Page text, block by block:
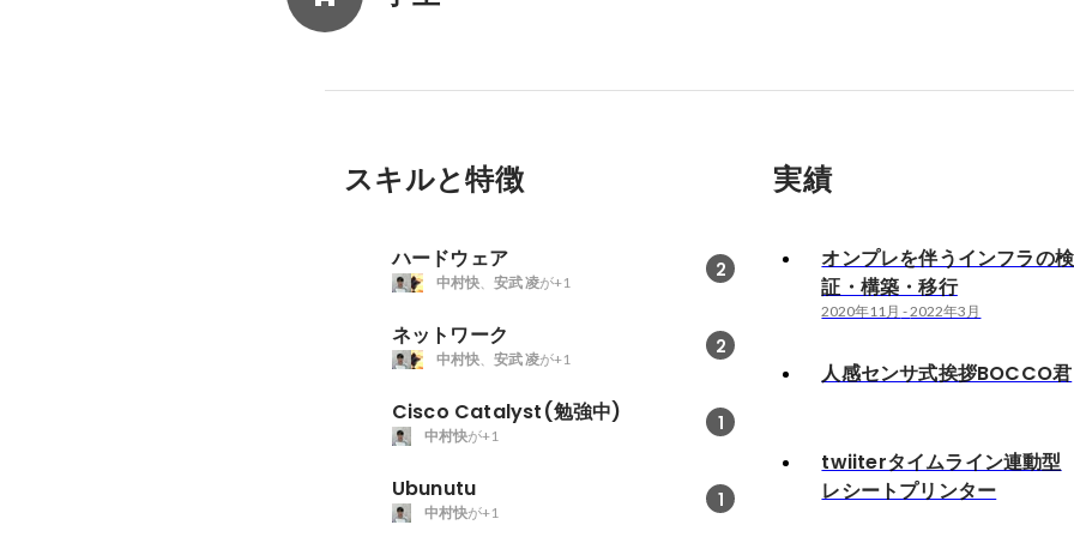
スキルと特徴
ハードウェア 2
中村快、 安武 凌が+1
ネットワーク 2
中村快、 安武 凌が+1
Cisco Catalyst(勉強中) 1
中村快が+1
Ubunutu 1
中村快が+1
実績
オンプレを伴うインフラの検
証・構築・移行
2020年11月 -2022年3月
人感センサ式挨拶BOCCO君
twiiterタイムライン連動型
レシートプリンター